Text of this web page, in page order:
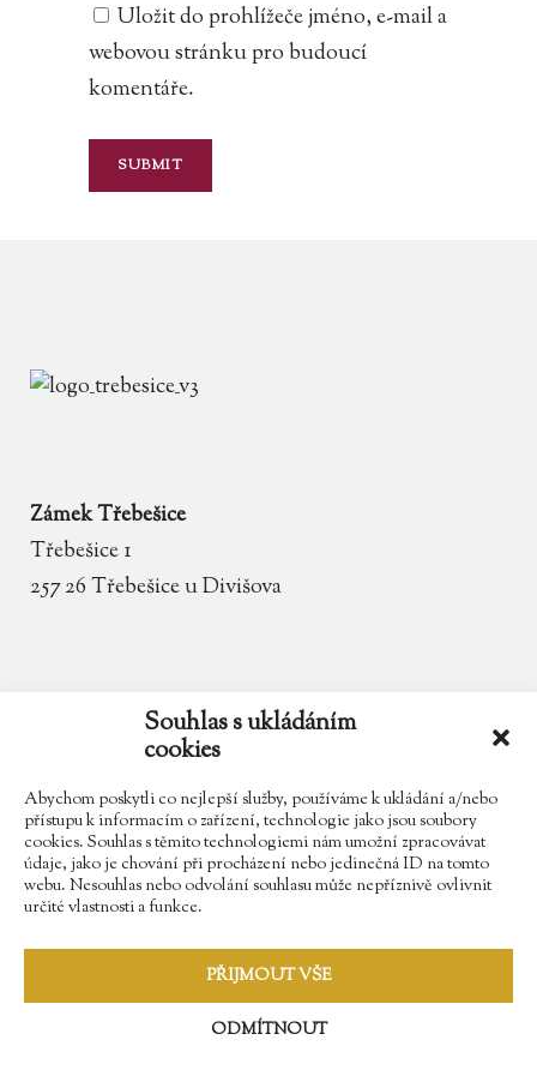
Souhlas s ukládáním
cookies
Abychom poskytli co nejlepší služby, používáme k ukládání a/nebo
přístupu k informacím o zařízení, technologie jako jsou soubory
cookies. Souhlas s těmito technologiemi nám umožní zpracovávat
údaje, jako je chování při procházení nebo jedinečná ID na tomto
webu. Nesouhlas nebo odvolání souhlasu může nepříznivě ovlivnit
určité vlastnosti a funkce.
PŘIJMOUT VŠE
ODMÍTNOUT
Uložit do prohlížeče jméno, e-mail a
webovou stránku pro budoucí
komentáře.
Zámek Třebešice
Třebešice 1
257 26 Třebešice u Divišova
zamek.trebesice@volny.cz
602 354 467
Najdete nás na Facebooku
Sledujte náš Instagram